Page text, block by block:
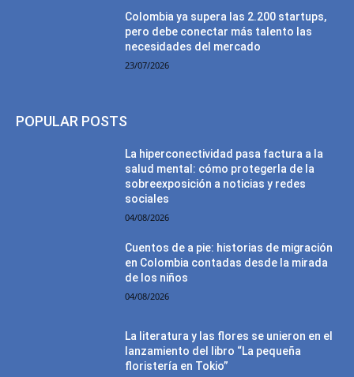
Colombia ya supera las 2.200 startups,
pero debe conectar más talento las
necesidades del mercado
23/07/2026
POPULAR POSTS
La hiperconectividad pasa factura a la
salud mental: cómo protegerla de la
sobreexposición a noticias y redes
sociales
04/08/2026
Cuentos de a pie: historias de migración
en Colombia contadas desde la mirada
de los niños
04/08/2026
La literatura y las flores se unieron en el
lanzamiento del libro “La pequeña
floristería en Tokio”